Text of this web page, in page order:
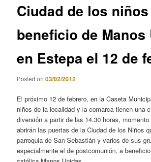
Ciudad de los
beneficio de Manos
en Estepa el 12 de
Posted on03/02/2012
El próximo 12 de febrero, en la Caseta
niños de la localidad y la comarca tienen una
diversión a partir de las 14.30 horas,
abrirán las puertas de la Ciudad de los Niños
parroquia de San Sebastián y varios de sus
especialmente el de postcomunión, a